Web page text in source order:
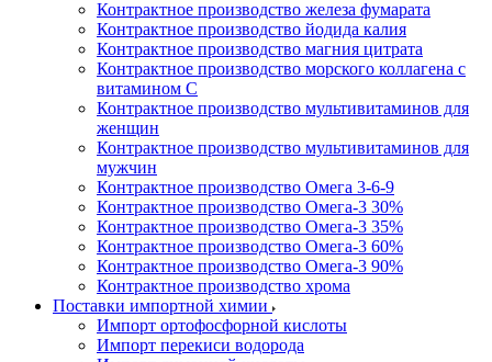
Контрактное производство железа фумарата
Контрактное производство йодида калия
Контрактное производство магния цитрата
Контрактное производство морского коллагена с
витамином С
Контрактное производство мультивитаминов для
женщин
Контрактное производство мультивитаминов для
мужчин
Контрактное производство Омега 3-6-9
Контрактное производство Омега-3 30%
Контрактное производство Омега-3 35%
Контрактное производство Омега-3 60%
Контрактное производство Омега-3 90%
Контрактное производство хрома
Поставки импортной химии
Импорт ортофосфорной кислоты
Импорт перекиси водорода